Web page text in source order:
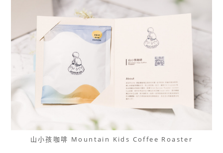
山小孩咖啡 Mountain Kids Coffee Roaster